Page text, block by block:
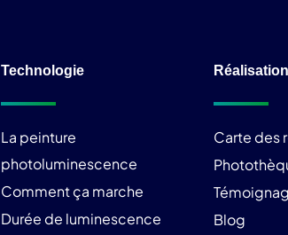
Technologie
La peinture
photoluminescence
Comment ça marche
Durée de luminescence
Carte des
Blog